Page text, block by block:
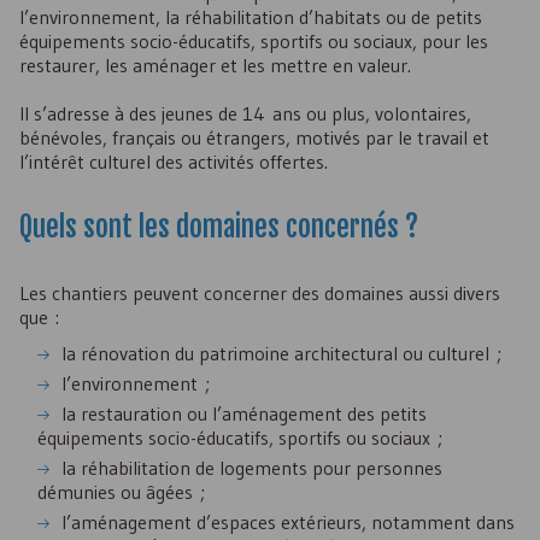
l’environnement, la réhabilitation d’habitats ou de petits
équipements socio-éducatifs, sportifs ou sociaux, pour les
restaurer, les aménager et les mettre en valeur.
Il s’adresse à des jeunes de 14 ans ou plus, volontaires,
bénévoles, français ou étrangers, motivés par le travail et
l’intérêt culturel des activités offertes.
Quels sont les domaines concernés ?
Les chantiers peuvent concerner des domaines aussi divers
que :
la rénovation du patrimoine architectural ou culturel ;
l’environnement ;
la restauration ou l’aménagement des petits
équipements socio-éducatifs, sportifs ou sociaux ;
la réhabilitation de logements pour personnes
démunies ou âgées ;
l’aménagement d’espaces extérieurs, notamment dans